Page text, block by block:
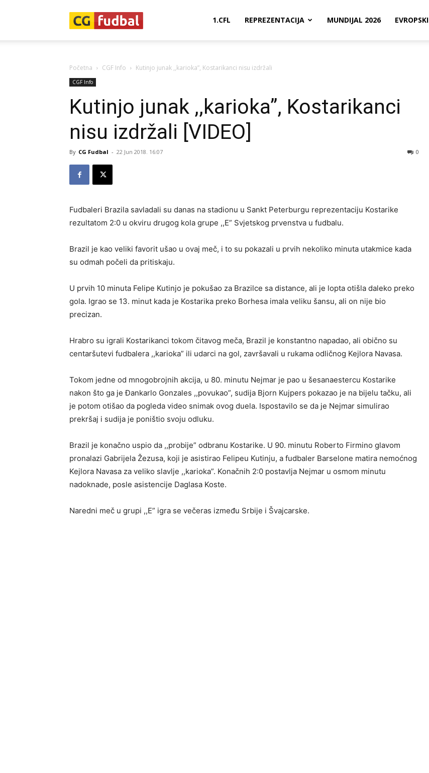
1.CFL REPREZENTACIJA MUNDIJAL 2026 EVROPSKI
Početna CGF Info Kutinjo junak ,,karioka”, Kostarikanci nisu izdržali
CGF Info
Kutinjo junak ,,karioka”, Kostarikanci
nisu izdržali [VIDEO]
By CG Fudbal - 22 Jun 2018. 16:07 0
Fudbaleri Brazila savladali su danas na stadionu u Sankt Peterburgu reprezentaciju Kostarike
rezultatom 2:0 u okviru drugog kola grupe ,,E” Svjetskog prvenstva u fudbalu.
Brazil je kao veliki favorit ušao u ovaj meč, i to su pokazali u prvih nekoliko minuta utakmice kada
su odmah počeli da pritiskaju.
U prvih 10 minuta Felipe Kutinjo je pokušao za Brazilce sa distance, ali je lopta otišla daleko preko
gola. Igrao se 13. minut kada je Kostarika preko Borhesa imala veliku šansu, ali on nije bio
precizan.
Hrabro su igrali Kostarikanci tokom čitavog meča, Brazil je konstantno napadao, ali obično su
centaršutevi fudbalera ,,karioka” ili udarci na gol, završavali u rukama odličnog Kejlora Navasa.
Tokom jedne od mnogobrojnih akcija, u 80. minutu Nejmar je pao u šesanaestercu Kostarike
nakon što ga je Đankarlo Gonzales ,,povukao”, sudija Bjorn Kujpers pokazao je na bijelu tačku, ali
je potom otišao da pogleda video snimak ovog duela. Ispostavilo se da je Nejmar simulirao
prekršaj i sudija je poništio svoju odluku.
Brazil je konačno uspio da ,,probije” odbranu Kostarike. U 90. minutu Roberto Firmino glavom
pronalazi Gabrijela Žezusa, koji je asistirao Felipeu Kutinju, a fudbaler Barselone matira nemoćnog
Kejlora Navasa za veliko slavlje ,,karioka”. Konačnih 2:0 postavlja Nejmar u osmom minutu
nadoknade, posle asistencije Daglasa Koste.
Naredni meč u grupi ,,E” igra se večeras između Srbije i Švajcarske.